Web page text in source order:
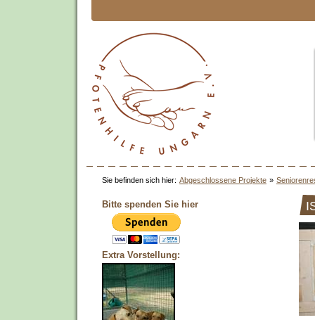
Sie befinden sich hier: Abgeschlossene Projekte »
Bitte spenden Sie hier
Extra Vorstellung: